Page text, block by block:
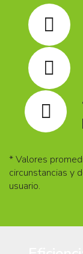
* Valores
circunstancias y
usuario.